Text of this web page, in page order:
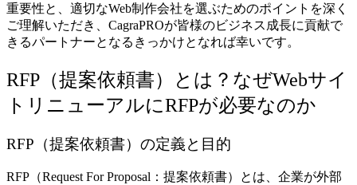
重要性と、適切なWeb制作会社を選ぶためのポイントを深く
ご理解いただき、CagraPROが皆様のビジネス成長に貢献で
きるパートナーとなるきっかけとなれば幸いです。
RFP（提案依頼書）とは？なぜWebサイ
トリニューアルにRFPが必要なのか
RFP（提案依頼書）の定義と目的
RFP（Request For Proposal：提案依頼書）とは、企業が外部